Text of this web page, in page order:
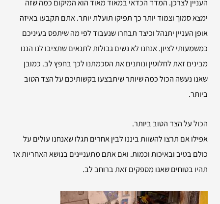
העניין לצרכן. המדד הכדאי במאוד מאוד הוא המיקום כמה שזה
ימצא סמוך וצמוד יותר כך תפיקו תועלת יותר. אתם תקבעו באיזה
אופן העניין יתנהל וכיצד תבחרו שנעבוד לפי מה שיתפס בעיניכם
כמשמעותי לציון. אנחנו לא נשים גבולות לתנאים שתציבו לנו הננו
מבינים זאת לחלוטין ונותנים את הסכמתנו לכך בחפץ לב. כמובן
שאנו נעשה הכול כמה שיותר שיתבצעו בקשותיכם על הצד הטוב
ביותר.
הכול על הצד הטוב ביותר.
אפילו אם תרצו להשוות ביננו לבין אחרים תגלו שאנחנו עולים על
כולם בטיב ובאיכות וכמות. ואם אתם מתעניינים בנושא האחריות אז
תהיו בטוחים שאנו מספקים זאת ברוחב לב.